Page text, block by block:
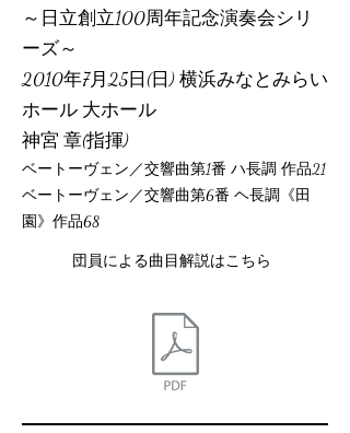
～日立創立100周年記念演奏会シリ
ーズ～
2010年7月25日(日) 横浜みなとみらい
ホール 大ホール
神宮 章(指揮)
ベートーヴェン／交響曲第1番 ハ長調 作品21
ベートーヴェン／交響曲第6番 ヘ長調《田
園》作品68
団員による曲目解説はこちら